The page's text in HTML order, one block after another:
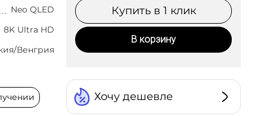
Neo QLED
8K Ultra HD
Венгрия
Купить в 1 клик
В корзину
Хочу дешевле